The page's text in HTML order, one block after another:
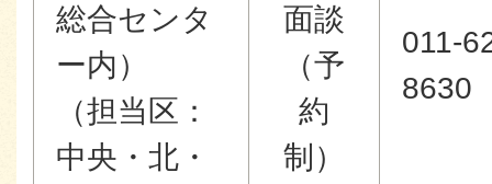
総合センタ
ー内）
（担当区：
中央・北・
面談
（予
約
制）
011-
8630